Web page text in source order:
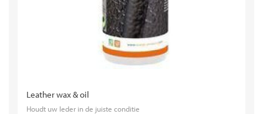
Leather wax & oil
Houdt uw leder in de juiste conditie